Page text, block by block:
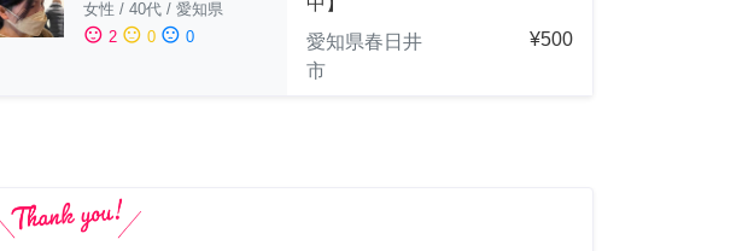
女性 / 40代 / 愛知県
sentiment_satisfied 2 sentiment_neutral 0 sentiment_dissatisfied 0
愛知県春日井
市
¥500